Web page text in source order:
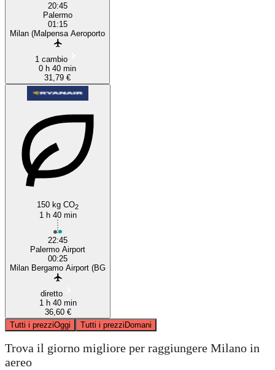
20:45
Palermo
01:15
Milan (Malpensa Aeroporto
1 cambio
0 h 40 min
31,79 €
150 kg CO2
1 h 40 min
22:45
Palermo Airport
00:25
Milan Bergamo Airport (BG
diretto
1 h 40 min
36,60 €
Tutti i prezziOggi Tutti i prezziDomani
Trova il giorno migliore per raggiungere Milano in
aereo